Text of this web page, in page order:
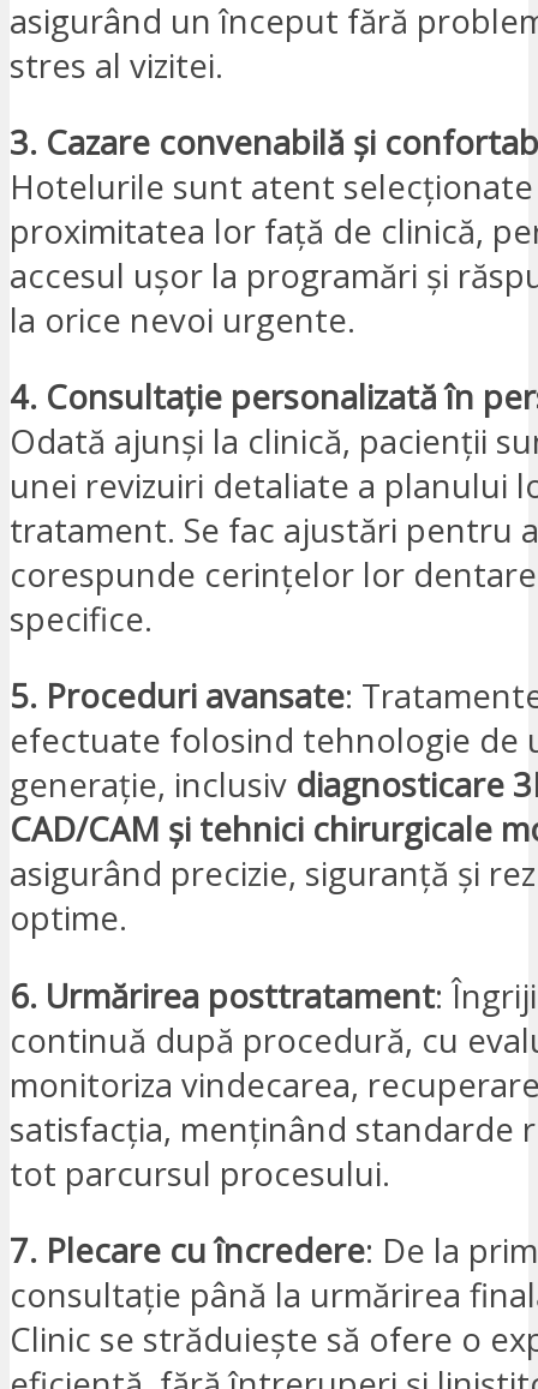
asigurând un început fără
stres al vizitei.
3. Cazare convenabilă și
Hotelurile sunt atent
proximitatea lor față de clinică,
accesul ușor la programări și
la orice nevoi urgente.
4. Consultație personalizată în
Odată ajunși la clinică, pacienții
unei revizuiri detaliate a planului
tratament. Se fac ajustări pentru a
corespunde cerințelor lor
specifice.
5. Proceduri avansate:
efectuate folosind tehnologie de
generație, inclusiv diagnosticare
CAD/CAM și tehnici chirurgicale
asigurând precizie, siguranță și
optime.
6. Urmărirea posttratament:
continuă după procedură, cu
monitoriza vindecarea,
satisfacția, menținând standarde
tot parcursul procesului.
7. Plecare cu încredere: De la
consultație până la urmărirea
Clinic se străduiește să ofere o